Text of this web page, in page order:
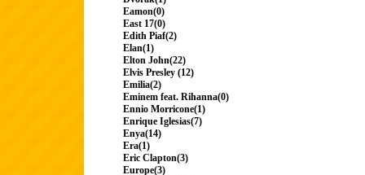
Eamon(0)
East 17(0)
Edith Piaf(2)
Elan(1)
Elton John(22)
Elvis Presley (12)
Emilia(2)
Eminem feat. Rihanna(0)
Ennio Morricone(1)
Enrique Iglesias(7)
Enya(14)
Era(1)
Eric Clapton(3)
Europe(3)